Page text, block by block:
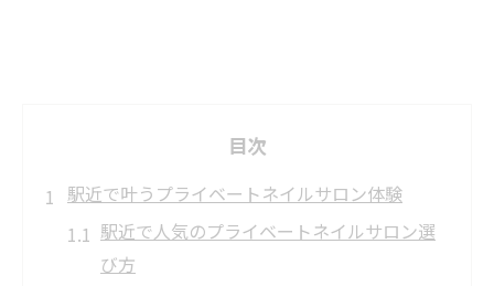
目次
駅近で叶うプライベートネイルサロン体験
駅近で人気のプライベートネイルサロン選
び方